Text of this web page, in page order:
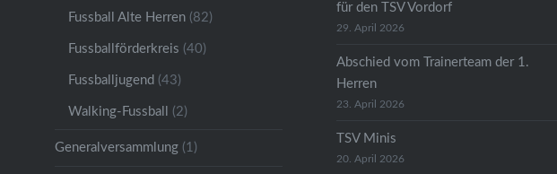
Fussball Alte Herren(82)
Fussballförderkreis (40)
Fussballjugend (43)
Walking-Fussball (2)
Generalversammlung(1)
für den TSV Vordorf
29. April 2026
Abschied vom Trainerteam der 1.
Herren
23. April 2026
TSV Minis
20. April 2026